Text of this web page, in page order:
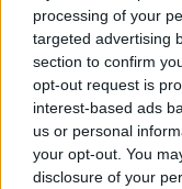
processing of your
targeted advertising
section to confirm
opt-out request is
interest-based ads
us or personal
your opt-out. You
disclosure of your
In conclusione,
cultura, natura e
pianificazione e
sarà
tue esperienze e
pronto a partire